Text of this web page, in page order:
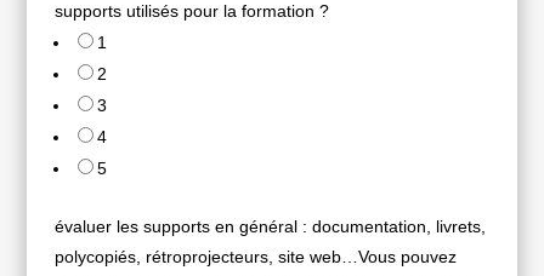
supports utilisés pour la formation ?
1
2
3
4
5
évaluer les supports en général : documentation, livrets,
polycopiés, rétroprojecteurs, site web…Vous pouvez